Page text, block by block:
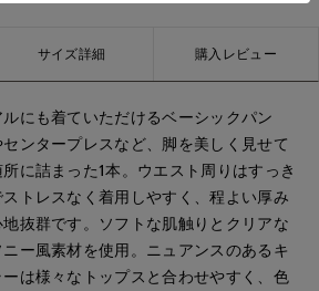
サイズ詳細 購入レビュー
にも着ていただけるベーシックパン
ンタープレスなど、脚を美しく見せて
に詰まった1本。ウエスト周りはすっき
トレスなく着用しやすく、程よい厚み
抜群です。ソフトな肌触りとクリアな
ー風素材を使用。ニュアンスのあるキ
は様々なトップスと合わせやすく、色